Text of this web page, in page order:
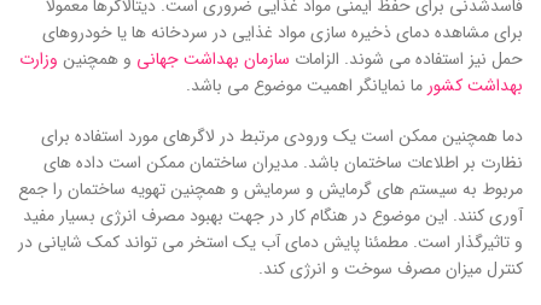
فاسدشدنی برای حفظ ایمنی مواد غذایی ضروری است. دیتالاگرها معمولا
برای مشاهده دمای ذخیره سازی مواد غذایی در سردخانه ها یا خودروهای
حمل نیز استفاده می شوند. الزامات سازمان بهداشت جهانی و همچنین وزارت
بهداشت کشور ما نمایانگر اهمیت موضوع می باشد.
دما همچنین ممکن است یک ورودی مرتبط در لاگرهای مورد استفاده برای
نظارت بر اطلاعات ساختمان باشد. مدیران ساختمان ممکن است داده های
مربوط به سیستم های گرمایش و سرمایش و همچنین تهویه ساختمان را جمع
آوری کنند. این موضوع در هنگام کار در جهت بهبود مصرف انرژی بسیار مفید
و تاثیرگذار است. مطمئنا پایش دمای آب یک استخر می تواند کمک شایانی در
کنترل میزان مصرف سوخت و انرژی کند.